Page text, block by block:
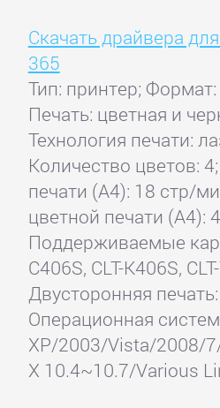
Скачать драйвера
365
Тип: принтер;
Печать: цветная и
Технология печати:
Количество цветов:
печати (А4): 18 стр/
цветной печати (А4):
Поддерживаемые
C406S, CLT-K406S,
Двусторонняя
Операционная
XP/2003/Vista/2008/
X 10.4~10.7/Various